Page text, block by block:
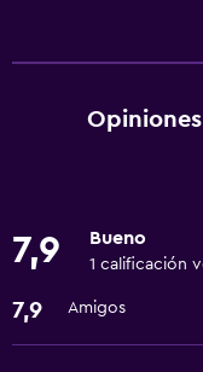
Wifi gratis
7,9 Bueno
1 calificación
7,9 Amigos